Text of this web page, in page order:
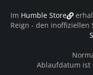
Im Humble Store
Reign - den inoffiziellen
Ablaufdatum ist